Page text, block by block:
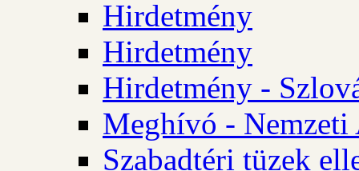
Hirdetmény
Hirdetmény
Hirdetmény -
Meghívó - Nemzeti
Szabadtéri tüzek